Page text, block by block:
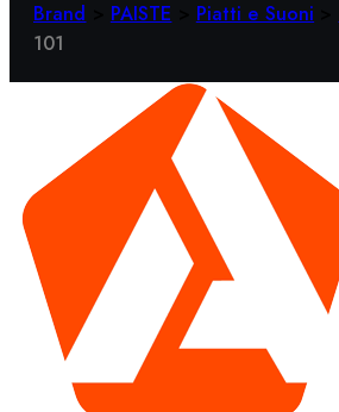
Brand PAISTE Piatti e Suoni
101